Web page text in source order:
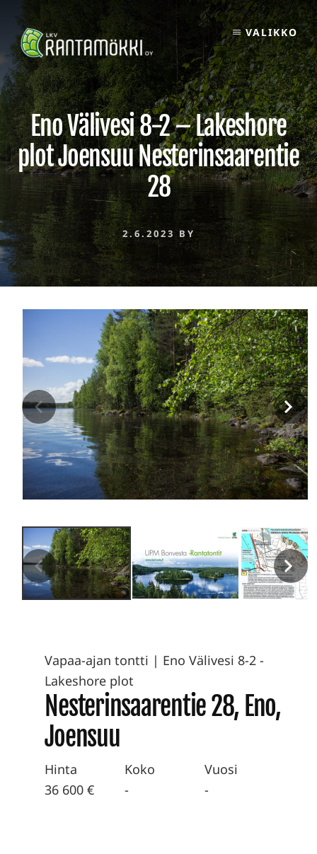
content
VALIKKO
Eno Välivesi 8-2 – Lakeshore
plot Joensuu Nesterinsaarentie
28
2.6.2023 BY
Vapaa-ajan tontti | Eno Välivesi 8-2 -
Lakeshore plot
Nesterinsaarentie 28, Eno,
Joensuu
Hinta
36 600 €
Koko
-
Vuosi
-